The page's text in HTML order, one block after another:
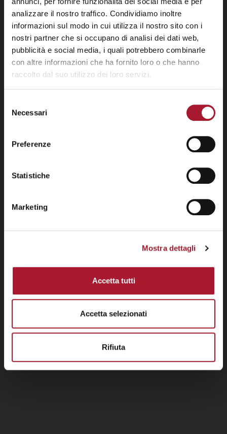
analizzare il nostro traffico. Condividiamo inoltre
informazioni sul modo in cui utilizza il nostro sito con i
nostri partner che si occupano di analisi dei dati web,
pubblicità e social media, i quali potrebbero combinarle
con altre informazioni che ha fornito loro o che hanno
raccolto dal suo utilizzo dei loro servizi.
delNecessari
Preferenze
Statistiche
Marketing
Mostra dettagli
Accetta tutti
Accetta selezionati
Rifiuta